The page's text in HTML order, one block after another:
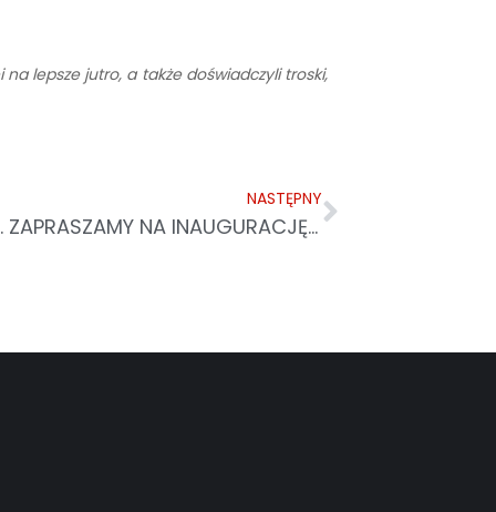
lepsze jutro, a także doświadczyli troski,
NASTĘPNY
AKADEMIA CARITAS DZIECIOM. ZAPRASZAMY NA INAUGURACJĘ W ZARZECZU